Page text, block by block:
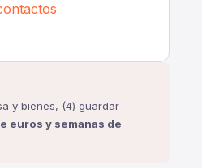
y bienes, (4) guardar
euros y semanas de